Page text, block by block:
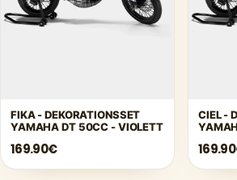
FIKA - DEKORATIONSSET
YAMAHA DT 50CC - VIOLETT
169.90€
CIEL -